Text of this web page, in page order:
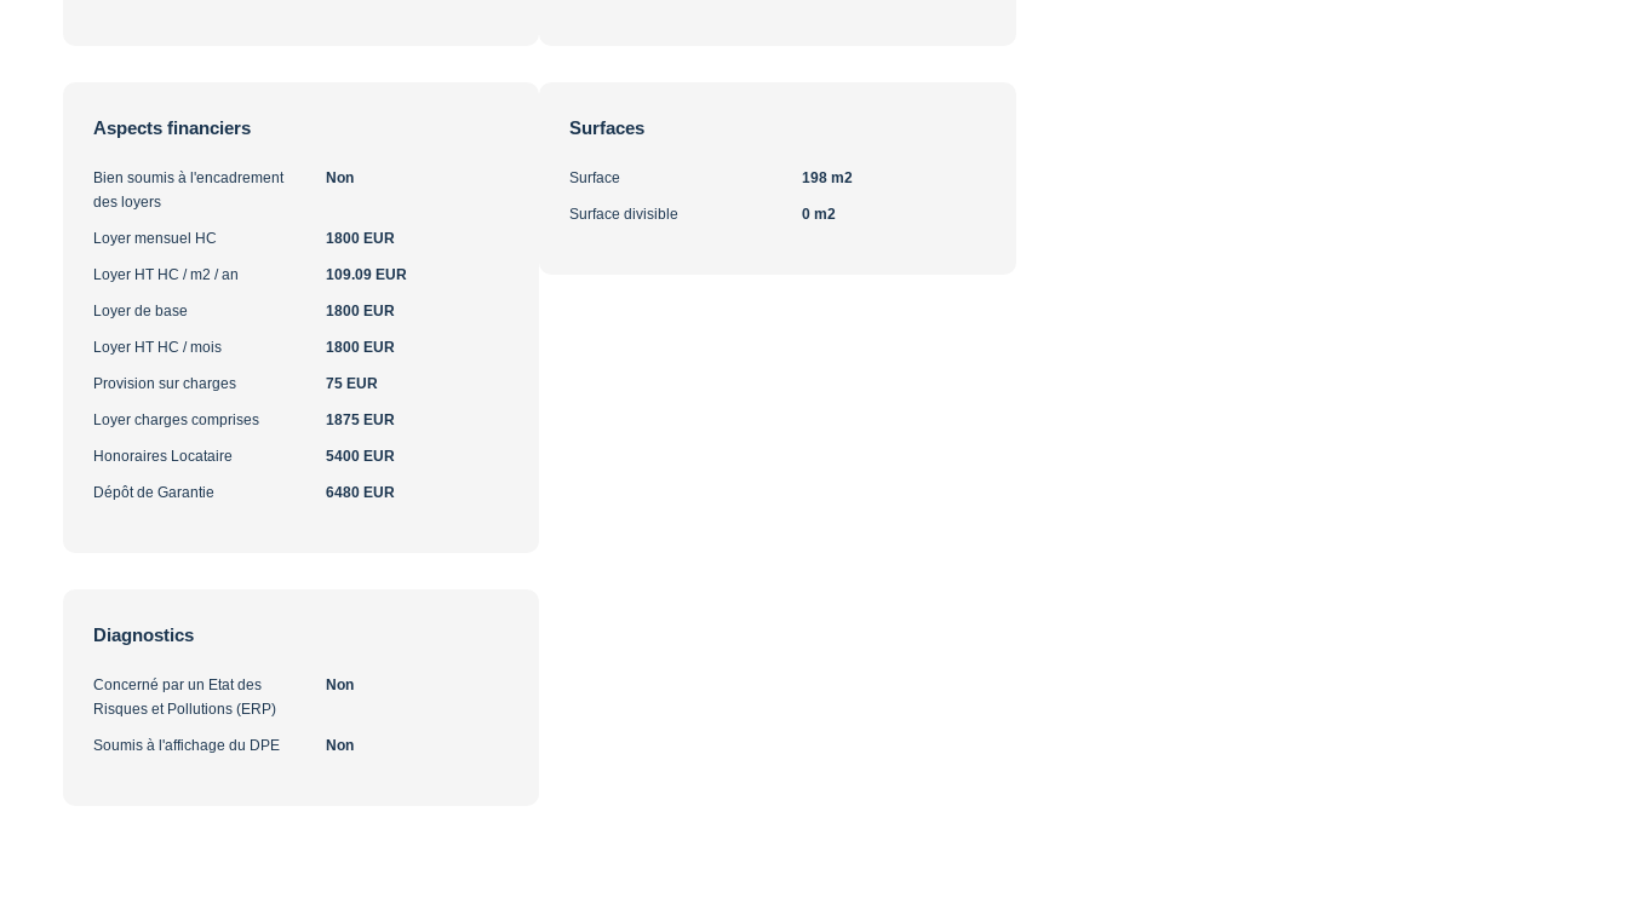
Aspects financiers
Bien soumis à l'encadrement
des loyers
Non
Loyer mensuel HC 1800 EUR
Loyer HT HC / m2 / an 109.09 EUR
Loyer de base 1800 EUR
Loyer HT HC / mois 1800 EUR
Provision sur charges 75 EUR
Loyer charges comprises 1875 EUR
Honoraires Locataire 5400 EUR
Dépôt de Garantie 6480 EUR
Surfaces
Surface 198 m2
Surface divisible 0 m2
Diagnostics
Concerné par un Etat des
Risques et Pollutions (ERP)
Non
Soumis à l'affichage du DPE Non